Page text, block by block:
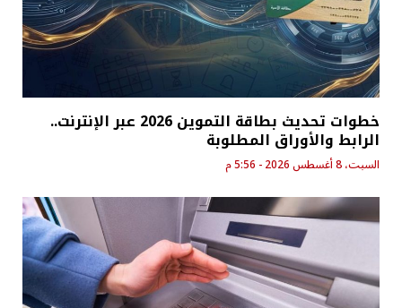
خطوات تحديث بطاقة التموين 2026 عبر الإنترنت..
الرابط والأوراق المطلوبة
السبت، 8 أغسطس 2026 - 5:56 م